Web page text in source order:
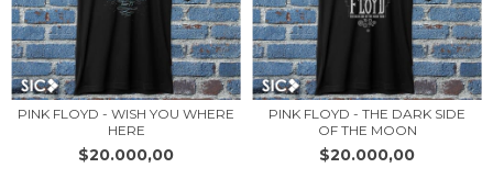
PINK FLOYD - WISH YOU WHERE
HERE
$20.000,00
PINK FLOYD - THE DARK SIDE
OF THE MOON
$20.000,00